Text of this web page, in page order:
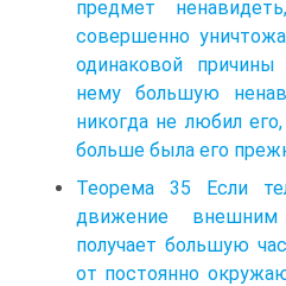
предмет
совершенно
одинаковой
нему большую
никогда не любил
больше была его
Теорема 35 Если
движение
получает большую
от постоянно